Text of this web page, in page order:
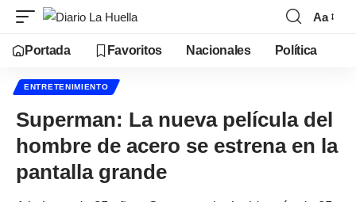
Aa
Portada Favoritos Nacionales Política
ENTRETENIMIENTO
Superman: La nueva película del
hombre de acero se estrena en la
pantalla grande